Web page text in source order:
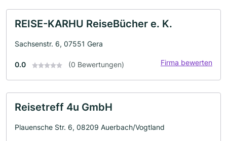
REISE-KARHU ReiseBücher e. K.
Sachsenstr. 6, 07551 Gera
0.0 (0 Bewertungen) Firma bewerten
Reisetreff 4u GmbH
Plauensche Str. 6, 08209 Auerbach/Vogtland